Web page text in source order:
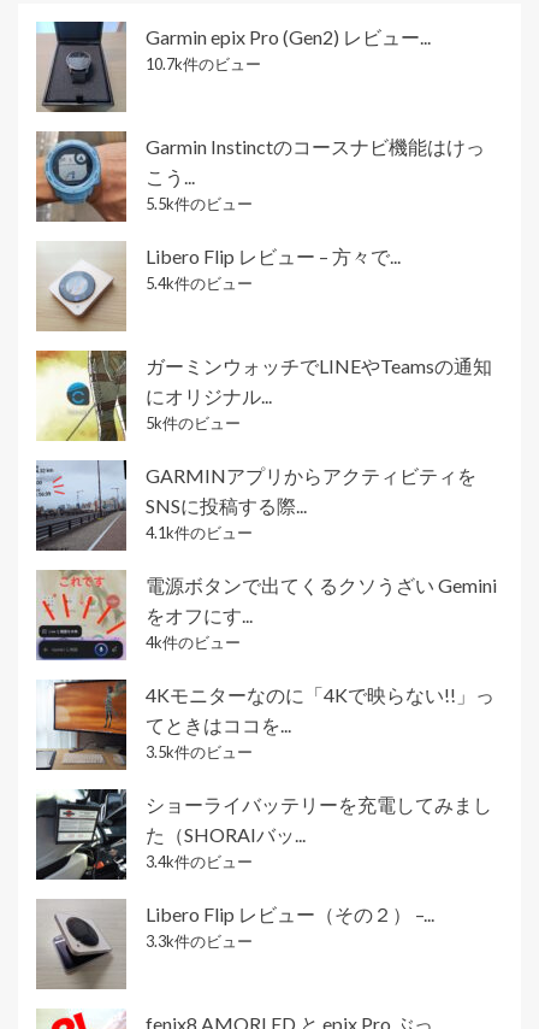
Garmin epix Pro (Gen2) レビュー...
10.7k件のビュー
Garmin Instinctのコースナビ機能はけっ
こう...
5.5k件のビュー
Libero Flip レビュー – 方々で...
5.4k件のビュー
ガーミンウォッチでLINEやTeamsの通知
にオリジナル...
5k件のビュー
GARMINアプリからアクティビティを
SNSに投稿する際...
4.1k件のビュー
電源ボタンで出てくるクソうざい Gemini
をオフにす...
4k件のビュー
4Kモニターなのに「4Kで映らない!!」っ
てときはココを...
3.5k件のビュー
ショーライバッテリーを充電してみまし
た（SHORAIバッ...
3.4k件のビュー
Libero Flip レビュー（その２） –...
3.3k件のビュー
fenix8 AMORLED と epix Pro ぶっ...